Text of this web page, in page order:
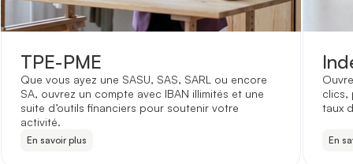
TPE-PME
Que vous ayez une SASU, SAS, SARL ou encore
SA, ouvrez un compte avec IBAN illimités et une
suite d’outils financiers pour soutenir votre
activité.
En savoir plus
clics,
taux
En